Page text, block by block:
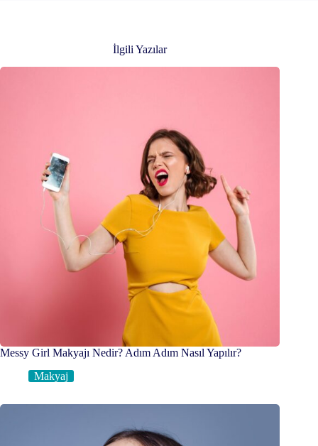
İlgili Yazılar
Messy Girl Makyajı Nedir? Adım Adım Nasıl Yapılır?
Makyaj